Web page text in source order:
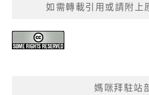
如需轉載引用或請附上
媽咪拜駐站